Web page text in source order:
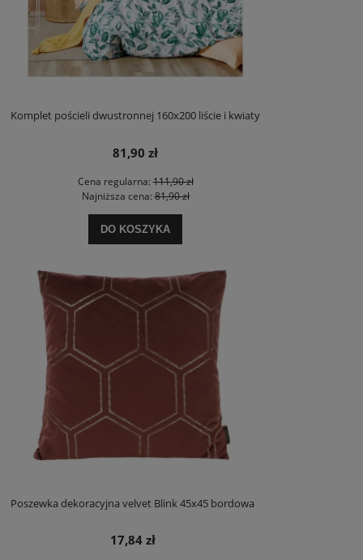
Komplet pościeli dwustronnej 160x200 liście i kwiaty
81,90 zł
Cena regularna:111,90 zł
Najniższa cena:81,90 zł
DO KOSZYKA
Poszewka dekoracyjna velvet Blink 45x45 bordowa
17,84 zł